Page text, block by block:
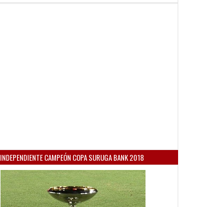
INDEPENDIENTE CAMPEÓN COPA SURUGA BANK 2018